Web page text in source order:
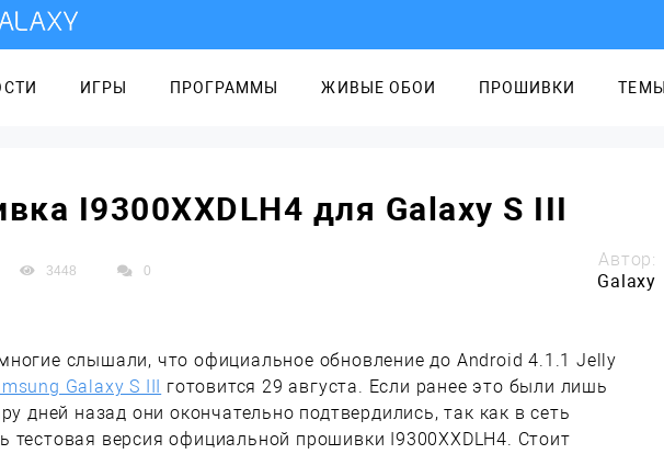
ИГРЫ ПРОГРАММЫ ЖИВЫЕ ОБОИ ПРОШИВКИ ТЕМЫ
I9300XXDLH4 для Galaxy S III
3448 0
Автор:
Galaxy
слышали, что официальное обновление до Android 4.1.1 Jelly
Galaxy S III готовится 29 августа. Если ранее это были лишь
дней назад они окончательно подтвердились, так как в сеть
тестовая версия официальной прошивки I9300XXDLH4. Стоит